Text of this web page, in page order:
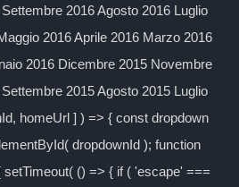
2016 Agosto 2016 Luglio
2016 Aprile 2016 Marzo 2016
2016 Dicembre 2015 Novembre
2015 Agosto 2015 Luglio
homeUrl ] ) => { const dropdown
dropdownId ); function
setTimeout( () => { if ( 'escape' ===